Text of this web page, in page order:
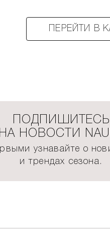
ПЕРЕЙТИ В
ПОДПИШИТЕСЬ
НА НОВОСТИ
узнавайте о
и трендах сезона.